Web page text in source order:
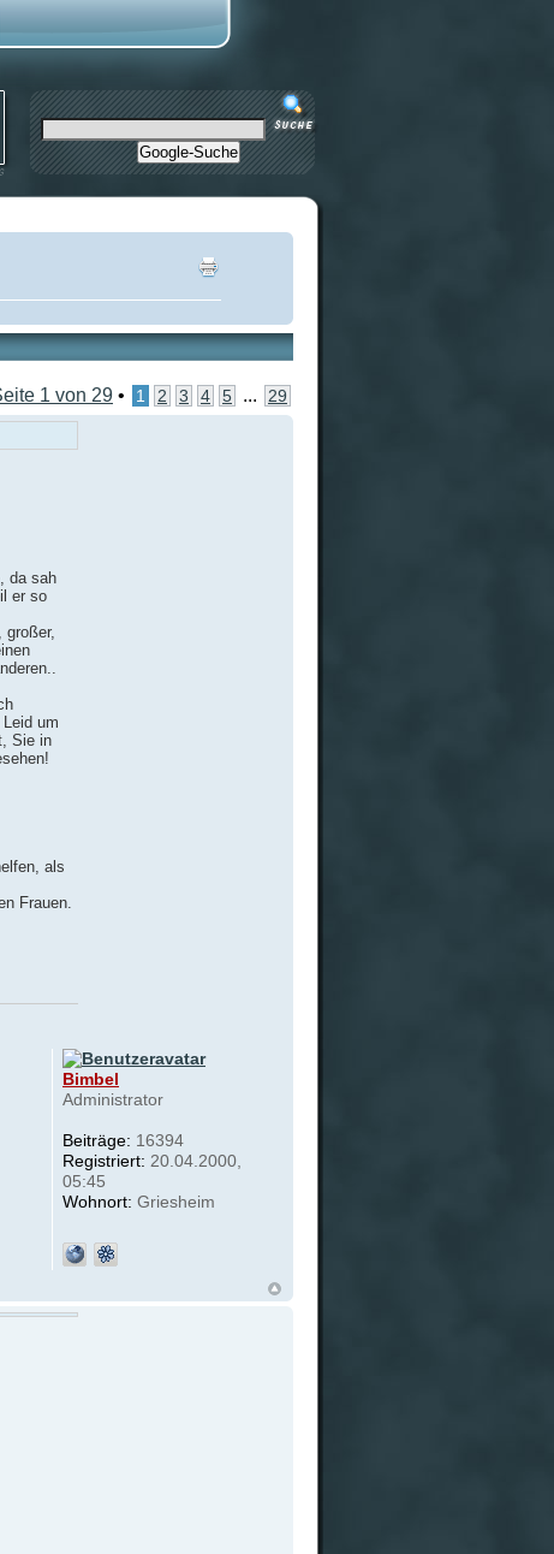
1 von 29 • 1 2 3 4 5 ... 29
da sah
er so
um
Sie in
als
Frauen.
Bimbel
Administrator
Beiträge: 16394
Registriert: 20.04.2000,
05:45
Wohnort: Griesheim
Google-Suche